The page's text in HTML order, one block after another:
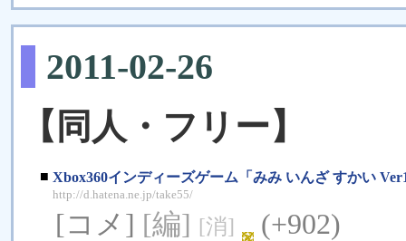
2011-02-26
【同人・フリー】
■ Xbox360インディーズゲーム「みみ いんざ すかい
http://d.hatena.ne.jp/take55/
[コメ] [編] [消] (+902)